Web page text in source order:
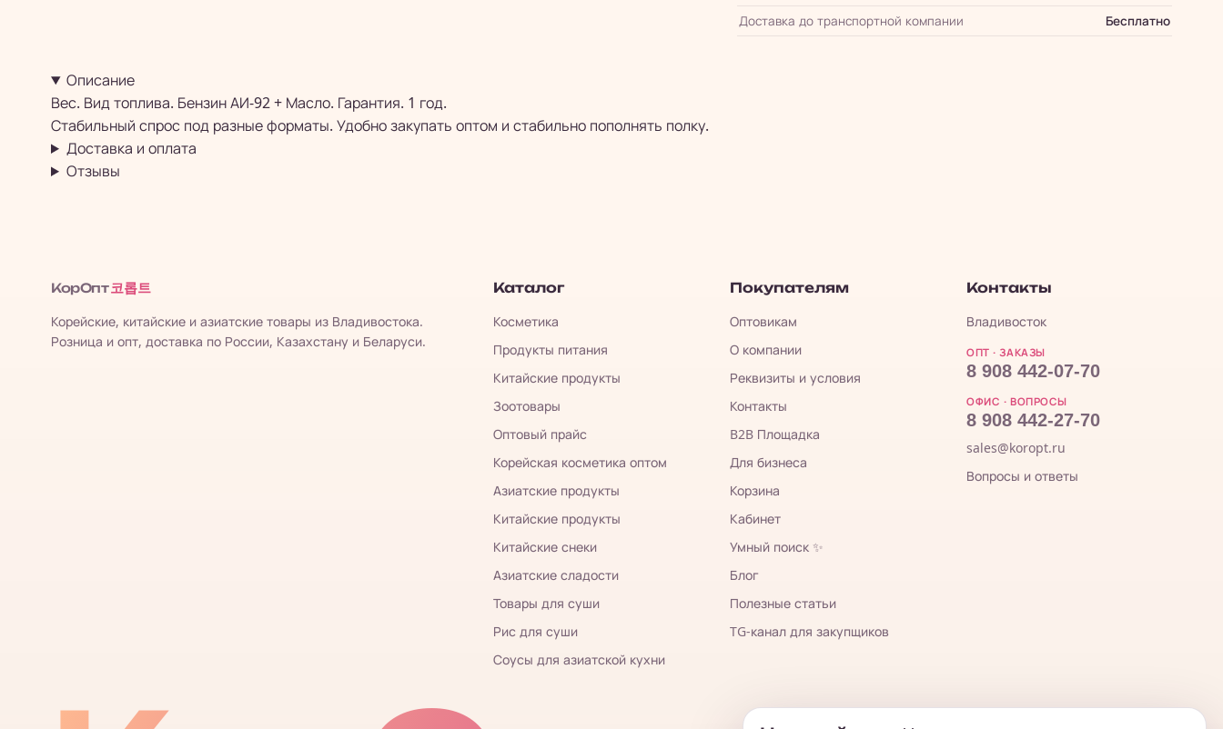
Доставка до транспортной компании
Бесплатно
Описание
Вес. Вид топлива. Бензин АИ-92 + Масло. Гарантия. 1 год.
Стабильный спрос под разные форматы. Удобно закупать оптом и стабильно пополнять полку.
Доставка и оплата
Отзывы
КорОпт 코롭트
Корейские, китайские и азиатские товары из Владивостока.
Розница и опт, доставка по России, Казахстану и Беларуси.
Каталог
Косметика
Продукты питания
Китайские продукты
Зоотовары
Оптовый прайс
Корейская косметика оптом
Азиатские продукты
Китайские продукты
Китайские снеки
Азиатские сладости
Товары для суши
Рис для суши
Соусы для азиатской кухни
Покупателям
Оптовикам
О компании
Реквизиты и условия
Контакты
B2B Площадка
Для бизнеса
Корзина
Кабинет
Умный поиск ✨
Блог
Полезные статьи
TG-канал для закупщиков
Контакты
Владивосток
ОПТ · ЗАКАЗЫ
8 908 442-07-70
ОФИС · ВОПРОСЫ
8 908 442-27-70
sales@koropt.ru
Вопросы и ответы